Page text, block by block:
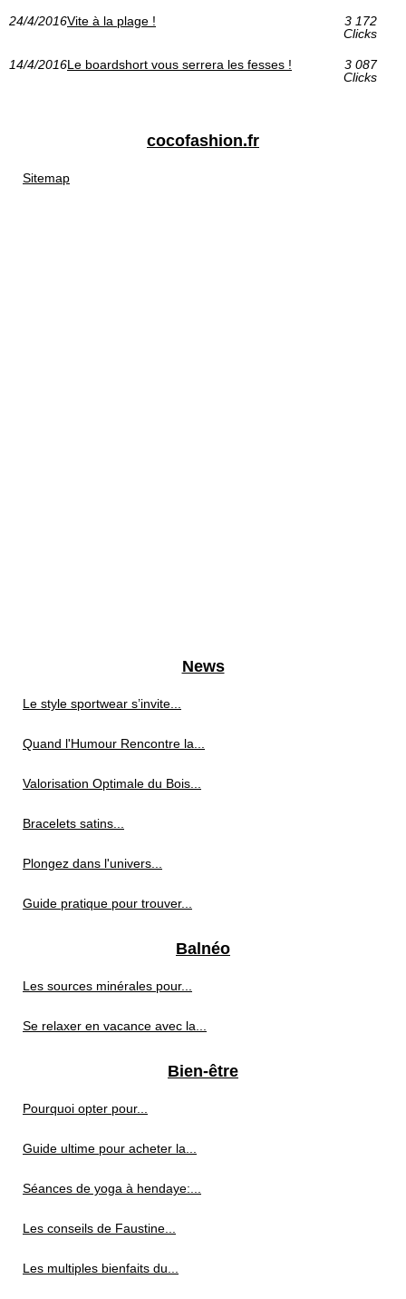
24/4/2016Vite à la plage !
3 172
Clicks
14/4/2016Le boardshort vous serrera les fesses !
3 087
Clicks
cocofashion.fr
Sitemap
News
Le style sportwear s’invite...
Quand l'Humour Rencontre la...
Valorisation Optimale du Bois...
Bracelets satins...
Plongez dans l'univers...
Guide pratique pour trouver...
Balnéo
Les sources minérales pour...
Se relaxer en vacance avec la...
Bien-être
Pourquoi opter pour...
Guide ultime pour acheter la...
Séances de yoga à hendaye:...
Les conseils de Faustine...
Les multiples bienfaits du...